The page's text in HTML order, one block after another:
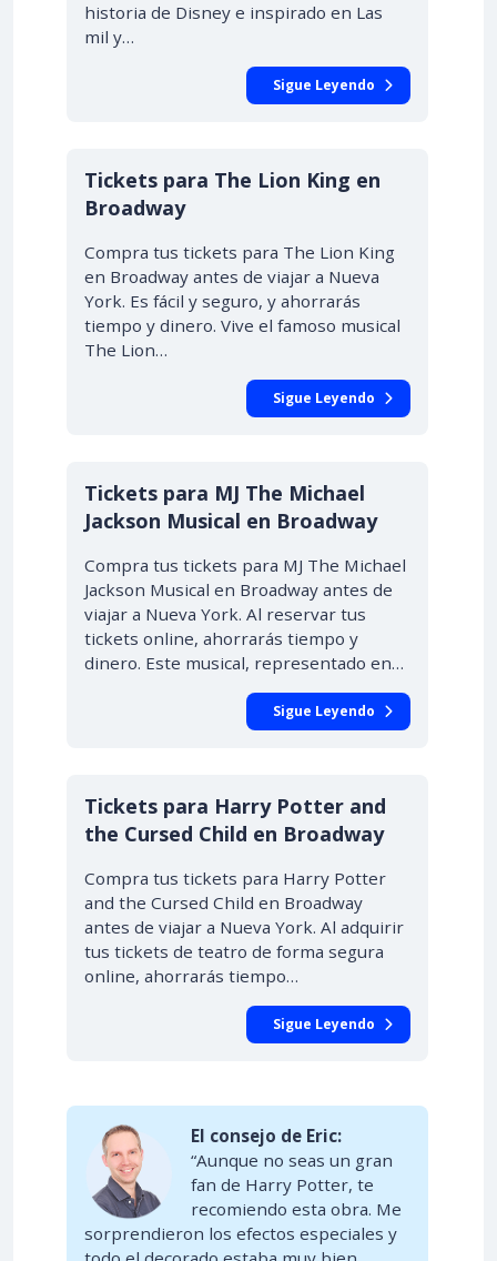
historia de Disney e inspirado en Las
mil y…
Sigue Leyendo
Tickets para The Lion King en
Broadway
Compra tus tickets para The Lion King
en Broadway antes de viajar a Nueva
York. Es fácil y seguro, y ahorrarás
tiempo y dinero. Vive el famoso musical
The Lion…
Sigue Leyendo
Tickets para MJ The Michael
Jackson Musical en Broadway
Compra tus tickets para MJ The Michael
Jackson Musical en Broadway antes de
viajar a Nueva York. Al reservar tus
tickets online, ahorrarás tiempo y
dinero. Este musical, representado en…
Sigue Leyendo
Tickets para Harry Potter and
the Cursed Child en Broadway
Compra tus tickets para Harry Potter
and the Cursed Child en Broadway
antes de viajar a Nueva York. Al adquirir
tus tickets de teatro de forma segura
online, ahorrarás tiempo…
Sigue Leyendo
El consejo de Eric:
“Aunque no seas un gran
fan de Harry Potter, te
recomiendo esta obra. Me
sorprendieron los efectos especiales y